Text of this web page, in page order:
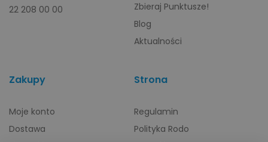
22 208 00 00
Zbieraj Punktusze!
Blog
Aktualności
Zakupy
Moje konto
Dostawa
Strona
Regulamin
Polityka Rodo